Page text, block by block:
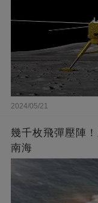
2024/05/21
幾千枚飛彈壓陣
南海